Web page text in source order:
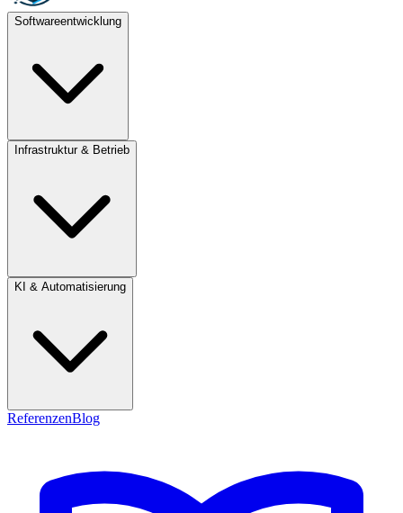
Softwareentwicklung
Infrastruktur & Betrieb
KI & Automatisierung
ReferenzenBlog